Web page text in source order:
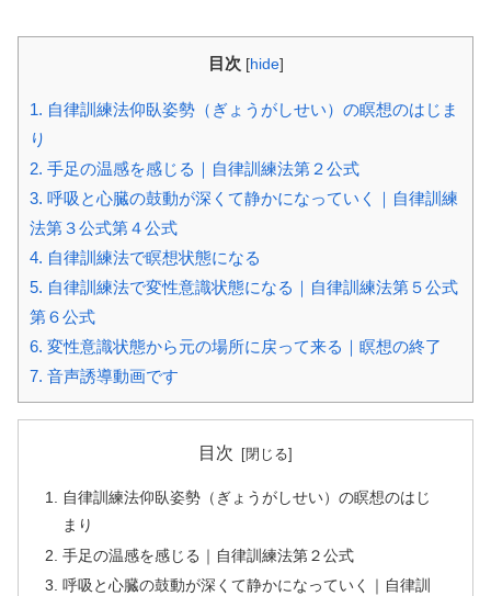
目次 [hide]
1. 自律訓練法仰臥姿勢（ぎょうがしせい）の瞑想のはじま
り
2. 手足の温感を感じる｜自律訓練法第２公式
3. 呼吸と心臓の鼓動が深くて静かになっていく｜自律訓練
法第３公式第４公式
4. 自律訓練法で瞑想状態になる
5. 自律訓練法で変性意識状態になる｜自律訓練法第５公式
第６公式
6. 変性意識状態から元の場所に戻って来る｜瞑想の終了
7. 音声誘導動画です
目次
自律訓練法仰臥姿勢（ぎょうがしせい）の瞑想のはじ
まり
手足の温感を感じる｜自律訓練法第２公式
呼吸と心臓の鼓動が深くて静かになっていく｜自律訓